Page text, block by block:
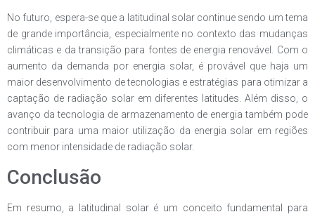
No futuro, espera-se que a latitudinal solar continue sendo um tema
de grande importância, especialmente no contexto das mudanças
climáticas e da transição para fontes de energia renovável. Com o
aumento da demanda por energia solar, é provável que haja um
maior desenvolvimento de tecnologias e estratégias para otimizar a
captação de radiação solar em diferentes latitudes. Além disso, o
avanço da tecnologia de armazenamento de energia também pode
contribuir para uma maior utilização da energia solar em regiões
com menor intensidade de radiação solar.
Conclusão
Em resumo, a latitudinal solar é um conceito fundamental para